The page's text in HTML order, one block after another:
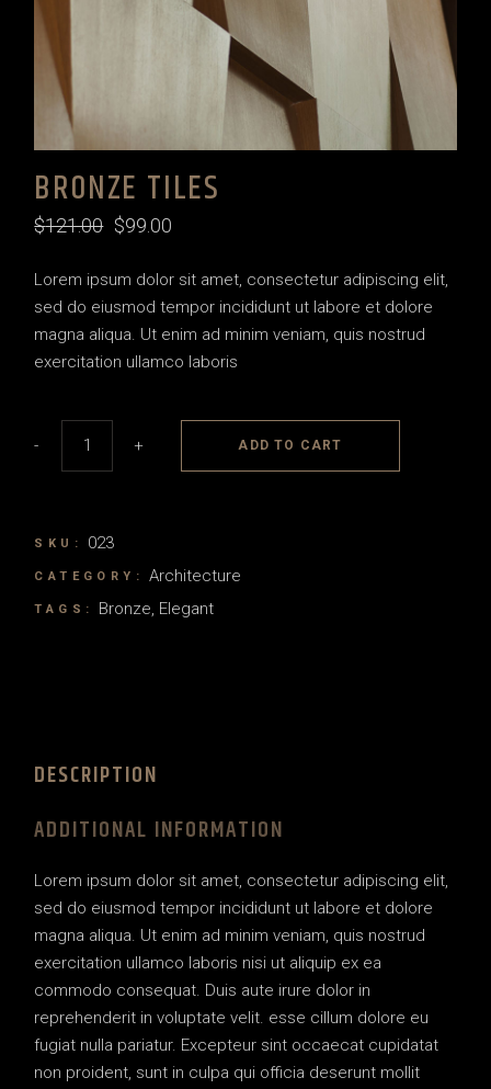
BRONZE TILES
$121.00 $99.00
Lorem ipsum dolor sit amet, consectetur adipiscing elit,
sed do eiusmod tempor incididunt ut labore et dolore
magna aliqua. Ut enim ad minim veniam, quis nostrud
exercitation ullamco laboris
Bronze tiles quantity
-
+ ADD TO CART
SKU: 023
CATEGORY: Architecture
TAGS: Bronze, Elegant
DESCRIPTION
ADDITIONAL INFORMATION
Lorem ipsum dolor sit amet, consectetur adipiscing elit,
sed do eiusmod tempor incididunt ut labore et dolore
magna aliqua. Ut enim ad minim veniam, quis nostrud
exercitation ullamco laboris nisi ut aliquip ex ea
commodo consequat. Duis aute irure dolor in
reprehenderit in voluptate velit. esse cillum dolore eu
fugiat nulla pariatur. Excepteur sint occaecat cupidatat
non proident, sunt in culpa qui officia deserunt mollit